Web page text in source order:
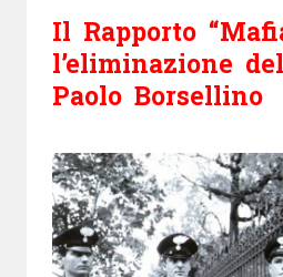
Il Rapporto
l’eliminazione
Paolo Borsellino